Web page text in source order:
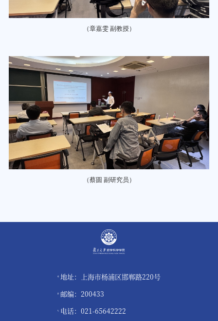
（章嘉雯 副教授）
（蔡圆 副研究员）
地址：上海市杨浦区邯郸路220号
邮编：200433
电话：021-65642222